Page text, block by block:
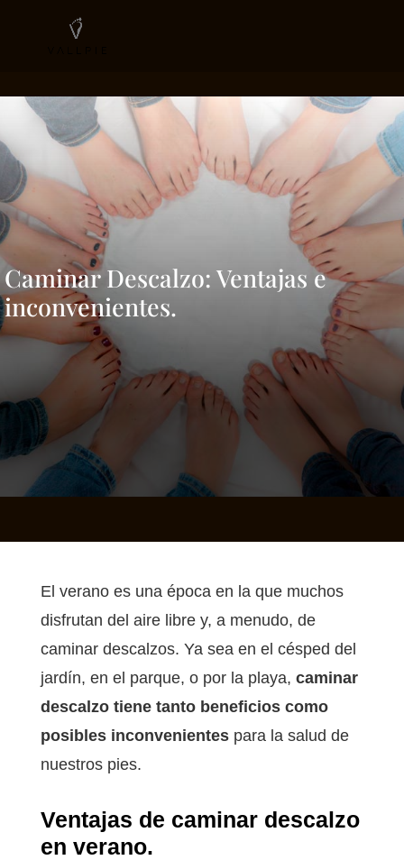
Caminar Descalzo: Ventajas e
inconvenientes.
El verano es una época en la que muchos
disfrutan del aire libre y, a menudo, de
caminar descalzos. Ya sea en el césped del
jardín, en el parque, o por la playa, caminar
descalzo tiene tanto beneficios como
posibles inconvenientespara la salud de
nuestros pies.
Ventajas de caminar descalzo
en verano.